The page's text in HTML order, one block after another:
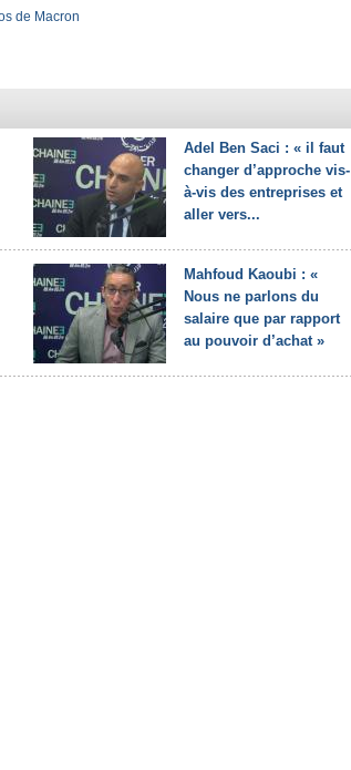
de Macron
Adel Ben Saci : « il faut
changer d’approche vis-
à-vis des entreprises et
aller vers...
Mahfoud Kaoubi : «
Nous ne parlons du
salaire que par rapport
au pouvoir d’achat »